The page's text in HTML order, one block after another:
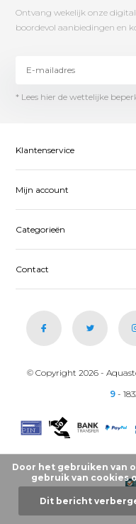
Ontvang wekelijk onze
boordevol aanbiedingen en
* Lees hier de wettelijke
Klantenservice
Mijn account
Categorieën
Contact
© Copyright 2026 -
9 -
Door het gebruiken van
gebruik van cookies
Dit bericht